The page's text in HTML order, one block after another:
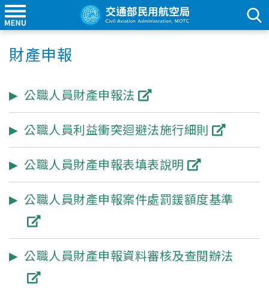
財產申報
公職人員財產申報法
公職人員利益衝突迴避法施行細則
公職人員財產申報表填表說明
公職人員財產申報案件處罰鍰額度基準
公職人員財產申報資料審核及查閱辦法